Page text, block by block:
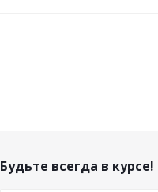
Будьте всегда в курсе!